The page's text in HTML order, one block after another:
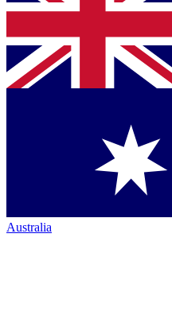
Australia